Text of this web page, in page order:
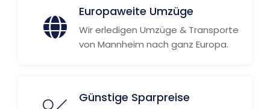
Europaweite Umzüge
Wir erledigen Umzüge & Transporte
von Mannheim nach ganz Europa.
Günstige Sparpreise